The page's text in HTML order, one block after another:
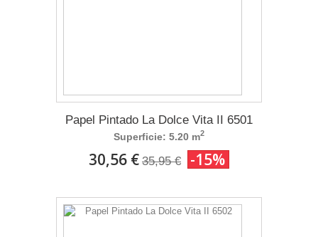
Papel Pintado La Dolce Vita II 6501
Superficie: 5.20 m2
30,56 € 35,95 € -15%